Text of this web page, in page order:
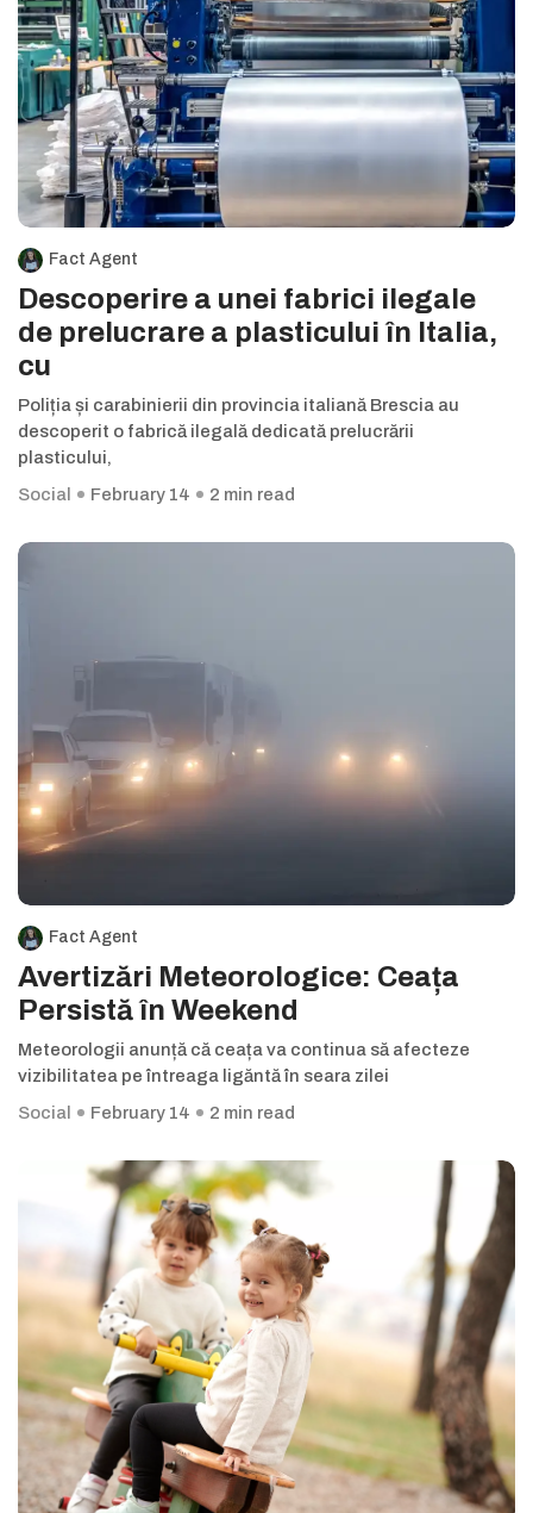
Fact Agent
Descoperire a unei fabrici ilegale
de prelucrare a plasticului în Italia,
cu
Poliția și carabinierii din provincia italiană Brescia au
descoperit o fabrică ilegală dedicată prelucrării
plasticului,
Social
February 14 2 min read
Fact Agent
Avertizări Meteorologice: Ceața
Persistă în Weekend
Meteorologii anunță că ceața va continua să afecteze
vizibilitatea pe întreaga ligăntă în seara zilei
Social
February 14 2 min read